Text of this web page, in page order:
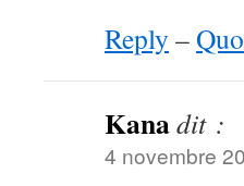
Reply –
Kanadit :
4 novembre